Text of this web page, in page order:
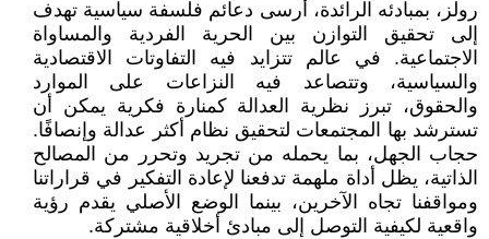
رولز، بمبادئه الرائدة، أرسى دعائم فلسفة سياسية تهدف
إلى تحقيق التوازن بين الحرية الفردية والمساواة
الاجتماعية. في عالم تتزايد فيه التفاوتات الاقتصادية
والسياسية، وتتصاعد فيه النزاعات على الموارد
والحقوق، تبرز نظرية العدالة كمنارة فكرية يمكن أن
تسترشد بها المجتمعات لتحقيق نظام أكثر عدالة وإنصافًا.
حجاب الجهل، بما يحمله من تجريد وتحرر من المصالح
الذاتية، يظل أداة ملهمة تدفعنا لإعادة التفكير في قراراتنا
ومواقفنا تجاه الآخرين، بينما الوضع الأصلي يقدم رؤية
واقعية لكيفية التوصل إلى مبادئ أخلاقية مشتركة.